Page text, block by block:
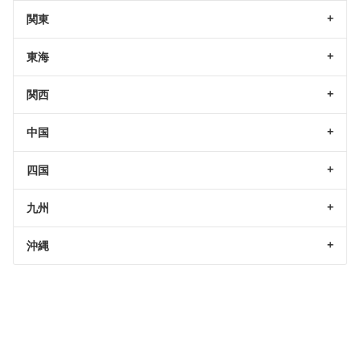
関東
東海
関西
中国
四国
九州
沖縄